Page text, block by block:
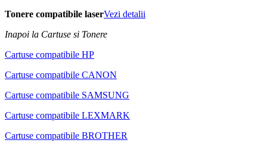
Tonere compatibile laserVezi detalii
Inapoi la Cartuse si Tonere
Cartuse compatibile HP
Cartuse compatibile CANON
Cartuse compatibile SAMSUNG
Cartuse compatibile LEXMARK
Cartuse compatibile BROTHER